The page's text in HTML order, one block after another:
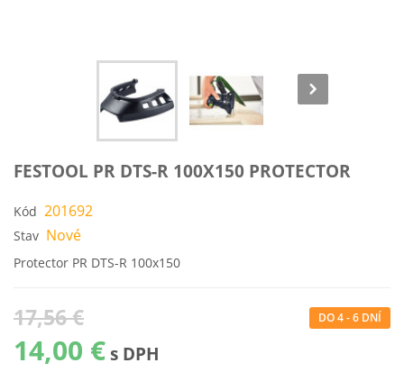
FESTOOL PR DTS-R 100X150 PROTECTOR
Kód 201692
Stav Nové
Protector PR DTS-R 100x150
17,56 €
14,00 € s DPH
DO 4 - 6 DNÍ